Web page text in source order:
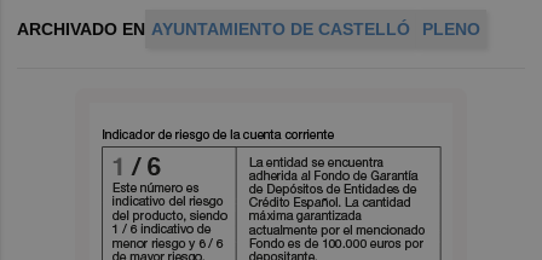
ARCHIVADO EN AYUNTAMIENTO DE CASTELLÓ PLENO